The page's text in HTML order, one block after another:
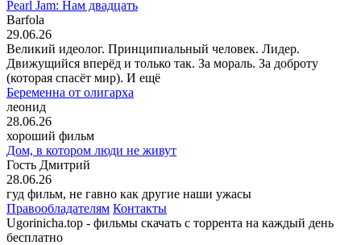
Pearl Jam: Нам двадцать
Barfola
29.06.26
Великий идеолог. Принципиальный человек. Лидер.
Движущийся вперёд и только так. За мораль. За доброту
(которая спасёт мир). И ещё
Беременна от олигарха
леонид
28.06.26
хороший фильм
Дом, в котором люди не живут
Гость Дмитрий
28.06.26
гуд фильм, не гавно как другие наши ужасы
Правообладателям Контакты
Ugorinicha.top - фильмы скачать с торрента на каждый день
бесплатно